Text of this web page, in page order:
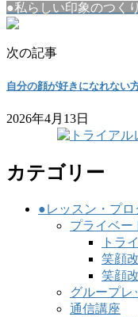
●私らしい印象のつく
次の記事
自分の顔が好きになれない
2026年4月13日
カテゴリー
●レッスン・プロ
プライベー
トラ
笑顔
笑顔
グループレ
通信講座